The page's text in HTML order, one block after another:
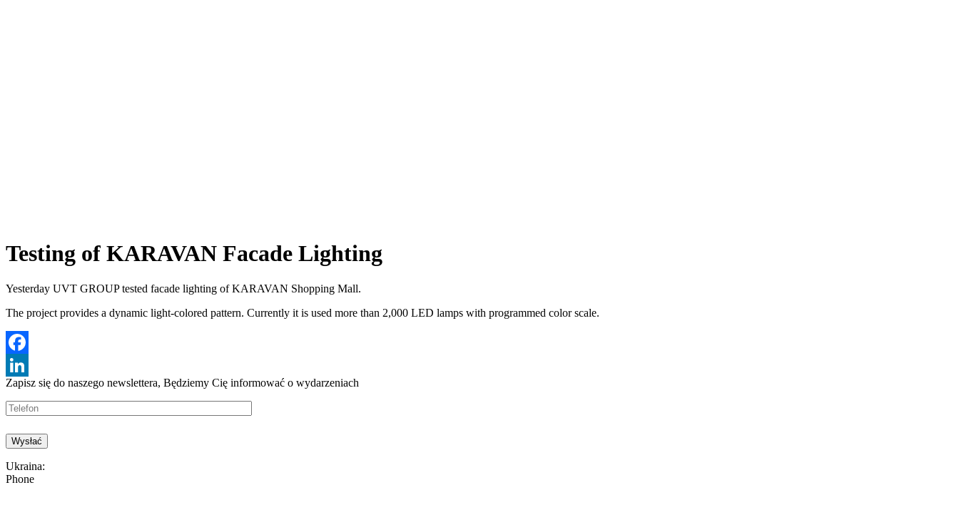
Testing of KARAVAN Facade Lighting
Yesterday UVT GROUP tested facade lighting of KARAVAN Shopping Mall.
The project provides a dynamic light-colored pattern. Currently it is used more than 2,000 LED lamps with programmed color scale.
Facebook
LinkedIn
Zapisz się do naszego newslettera, Będziemy Cię informować o wydarzeniach
Ukraina:
Phone